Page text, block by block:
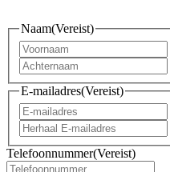
Naam(Vereist)
E-mailadres(Vereist)
Telefoonnummer(Vereist)